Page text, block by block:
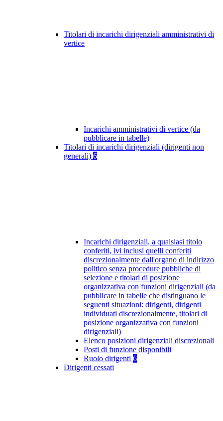
Titolari di incarichi dirigenziali amministrativi di
vertice
Incarichi amministrativi di vertice (da
pubblicare in tabelle)
Titolari di incarichi dirigenziali (dirigenti non
generali) 6
Incarichi dirigenziali, a qualsiasi titolo
conferiti, ivi inclusi quelli conferiti
discrezionalmente dall'organo di indirizzo
politico senza procedure pubbliche di
selezione e titolari di posizione
organizzativa con funzioni dirigenziali (da
pubblicare in tabelle che distinguano le
seguenti situazioni: dirigenti, dirigenti
individuati discrezionalmente, titolari di
posizione organizzativa con funzioni
dirigenziali)
Elenco posizioni dirigenziali discrezionali
Posti di funzione disponibili
Ruolo dirigenti 6
Dirigenti cessati